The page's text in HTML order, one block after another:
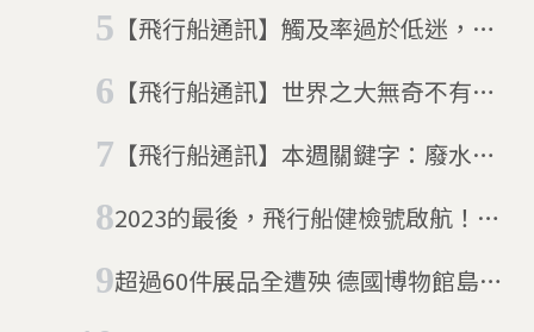
地球
【飛行船通訊】觸及率過於低迷，需
【飛行船通訊】世界之大無奇不有，
【飛行船通訊】本週關鍵字：廢水、
2023的最後，飛行船健檢號啟航！跟
超過60件展品全遭殃 德國博物館島展